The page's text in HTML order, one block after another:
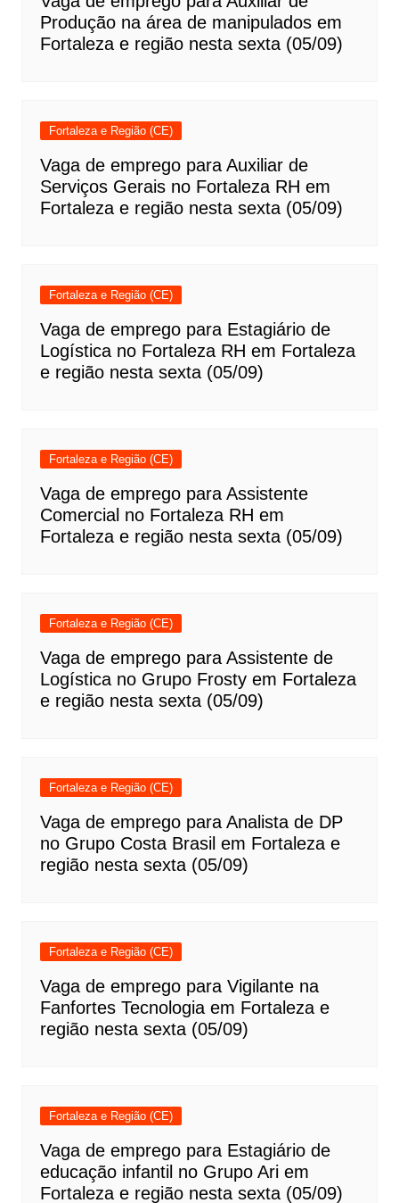
Produção na área de manipulados em
Fortaleza e região nesta sexta (05/09)
Fortaleza e Região (CE)
Vaga de emprego para Auxiliar de
Serviços Gerais no Fortaleza RH em
Fortaleza e região nesta sexta (05/09)
Fortaleza e Região (CE)
Vaga de emprego para Estagiário de
Logística no Fortaleza RH em Fortaleza
e região nesta sexta (05/09)
Fortaleza e Região (CE)
Vaga de emprego para Assistente
Comercial no Fortaleza RH em
Fortaleza e região nesta sexta (05/09)
Fortaleza e Região (CE)
Vaga de emprego para Assistente de
Logística no Grupo Frosty em Fortaleza
e região nesta sexta (05/09)
Fortaleza e Região (CE)
Vaga de emprego para Analista de DP
no Grupo Costa Brasil em Fortaleza e
região nesta sexta (05/09)
Fortaleza e Região (CE)
Vaga de emprego para Vigilante na
Fanfortes Tecnologia em Fortaleza e
região nesta sexta (05/09)
Fortaleza e Região (CE)
Vaga de emprego para Estagiário de
educação infantil no Grupo Ari em
Fortaleza e região nesta sexta (05/09)